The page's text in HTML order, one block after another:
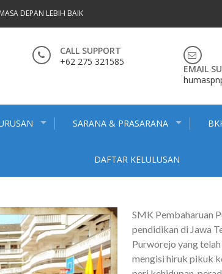
DEPAN LEBIH BAIK
CALL SUPPORT
+62 275 321585
EMAIL
SARANA & PRASARANA
DAFTAR KELULUSAN
SMK Pembaharuan
pendidikan di Jawa
Purworejo yang
mengisi hiruk pikuk